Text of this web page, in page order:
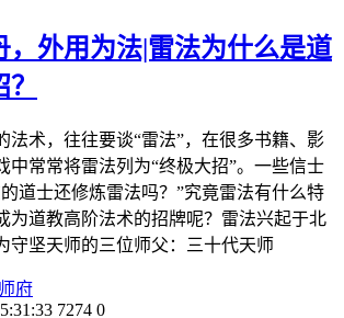
，外用为法|雷法为什么是道
法术，往往要谈“雷法”，在很多书籍、影
中常常将雷法列为“终极大招”。一些信士
道士还修炼雷法吗？”究竟雷法有什么特
为道教高阶法术的招牌呢？雷法兴起于北
守坚天师的三位师父：三十代天师
府
7274 0